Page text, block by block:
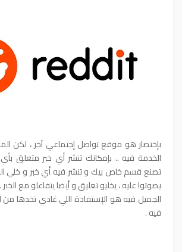
بإختصار هو موقع تواصل إجتماعي آخر ، لكن
الخدمة فيه .. بإمكانك تنشر أي خبر متعلق
تصنع قسم خاص بيك و تنشر فيه أي خبر و خلي
يصوتوا عليه ، يخليو تعليق و أيضا يتفاعلو مع الخبر .
الجميل فيه هو الإستفادة اللي غادي تخدها من
فيه .